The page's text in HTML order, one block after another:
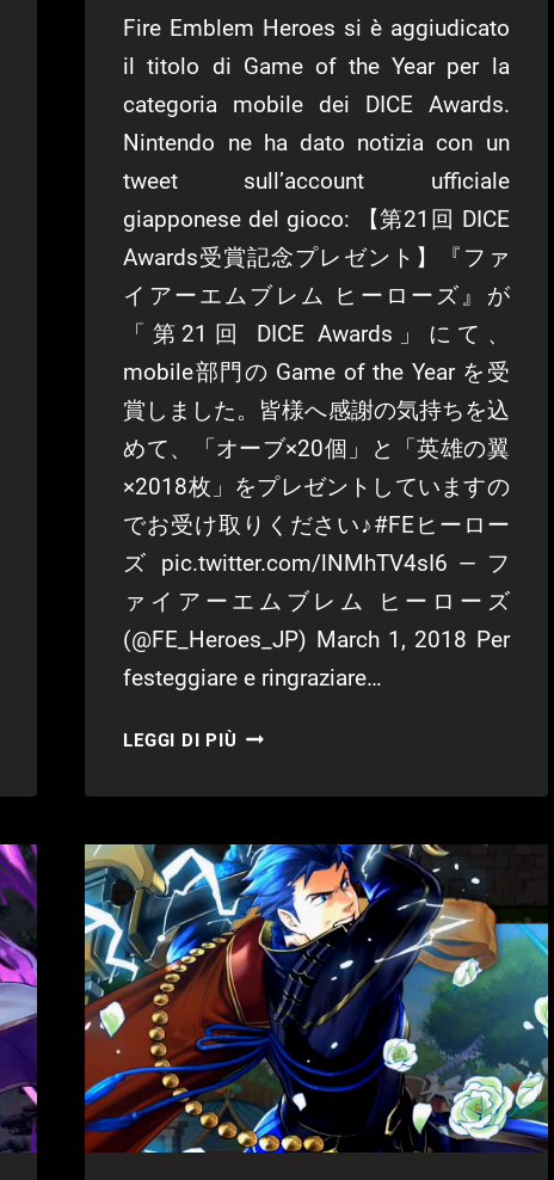
Fire Emblem Heroes si è aggiudicato
il titolo di Game of the Year per la
categoria mobile dei DICE Awards.
Nintendo ne ha dato notizia con un
tweet sull’account ufficiale
giapponese del gioco: 【第21回 DICE
Awards受賞記念プレゼント】『ファ
イアーエムブレム ヒーローズ』が
「第21回 DICE Awards」にて、
mobile部門の Game of the Year を受
賞しました。皆様へ感謝の気持ちを込
めて、「オーブ×20個」と「英雄の翼
×2018枚」をプレゼントしていますの
でお受け取りください♪#FEヒーロー
ズ pic.twitter.com/lNMhTV4sI6 — フ
ァイアーエムブレム ヒーローズ
(@FE_Heroes_JP) March 1, 2018 Per
festeggiare e ringraziare…
LEGGI DI PIÙ FIRE
HEROES
TITOLO
MOBILE
AI
DICE
AWARDS